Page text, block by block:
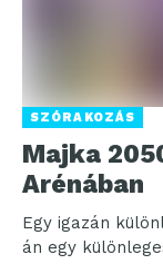
SZÓRAKOZÁS
Majka
Arénában
Egy igazán
án egy